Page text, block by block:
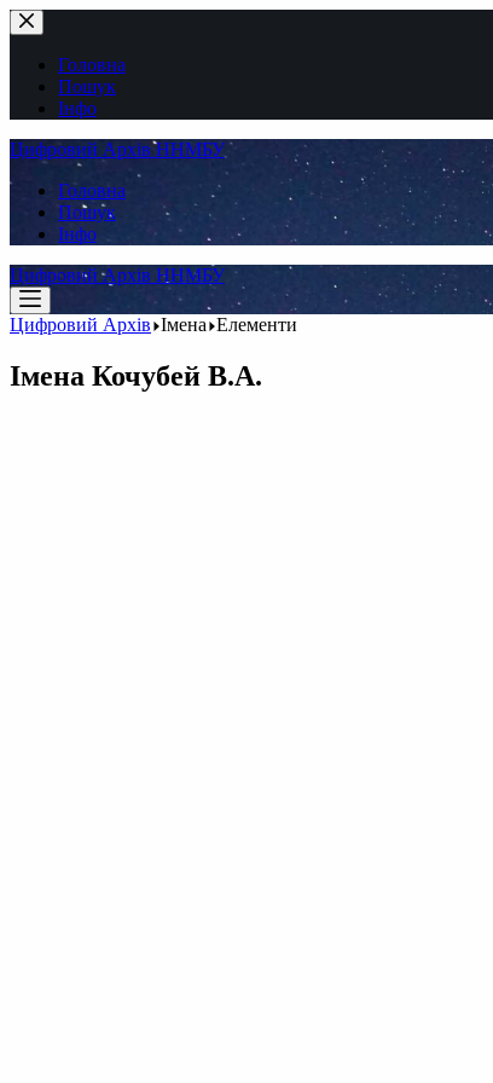
Перейти
до
вмістуГоловна
Пошук
Інфо
Цифровий Архів ННМБУ
Головна
Пошук
Інфо
Цифровий Архів ННМБУ
Цифровий Архів Імена Елементи
Імена Кочубей В.А.